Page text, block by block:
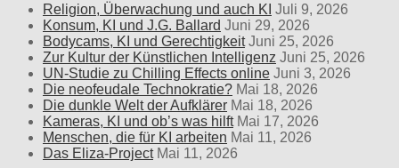
Religion, Überwachung und auch KI Juli 9, 2026
Konsum, KI und J.G. Ballard Juni 29, 2026
Bodycams, KI und Gerechtigkeit Juni 25, 2026
Zur Kultur der Künstlichen Intelligenz Juni 25, 2026
UN-Studie zu Chilling Effects online Juni 3, 2026
Die neofeudale Technokratie? Mai 18, 2026
Die dunkle Welt der Aufklärer Mai 18, 2026
Kameras, KI und ob’s was hilft Mai 17, 2026
Menschen, die für KI arbeiten Mai 11, 2026
Das Eliza-Project Mai 11, 2026